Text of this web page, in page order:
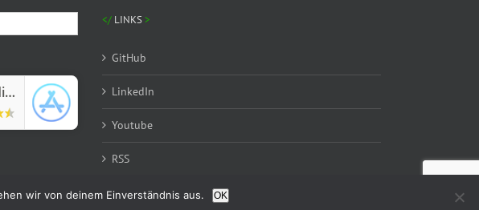
‎Cuterdio - Internet Radio App
LINKS
GitHub
LinkedIn
Youtube
RSS
wir von deinem Einverständnis aus. OK